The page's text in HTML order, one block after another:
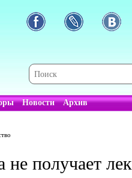
Новости Архив
получает